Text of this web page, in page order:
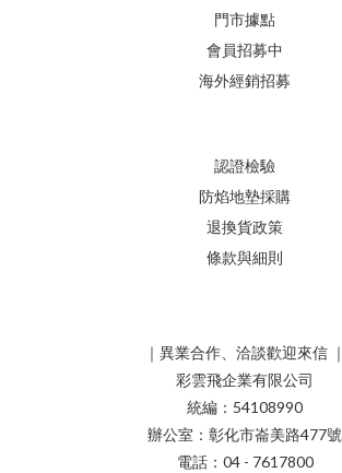
門市據點
會員招募中
海外經銷招募
認證檢驗
防焰地墊採購
退換貨政策
條款與細則
｜異業合作、洽談歡迎來信 ｜
彩雲飛企業有限公司
統編：54108990
辦公室：彰化市崙美路477號
電話：04 - 7617800